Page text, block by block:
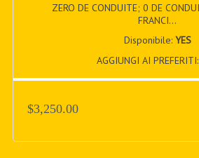
ZERO DE CONDUITE; 0 DE
FRANCI...
Disponibile: YES
AGGIUNGI AI PREFERITI:
$3,250.00